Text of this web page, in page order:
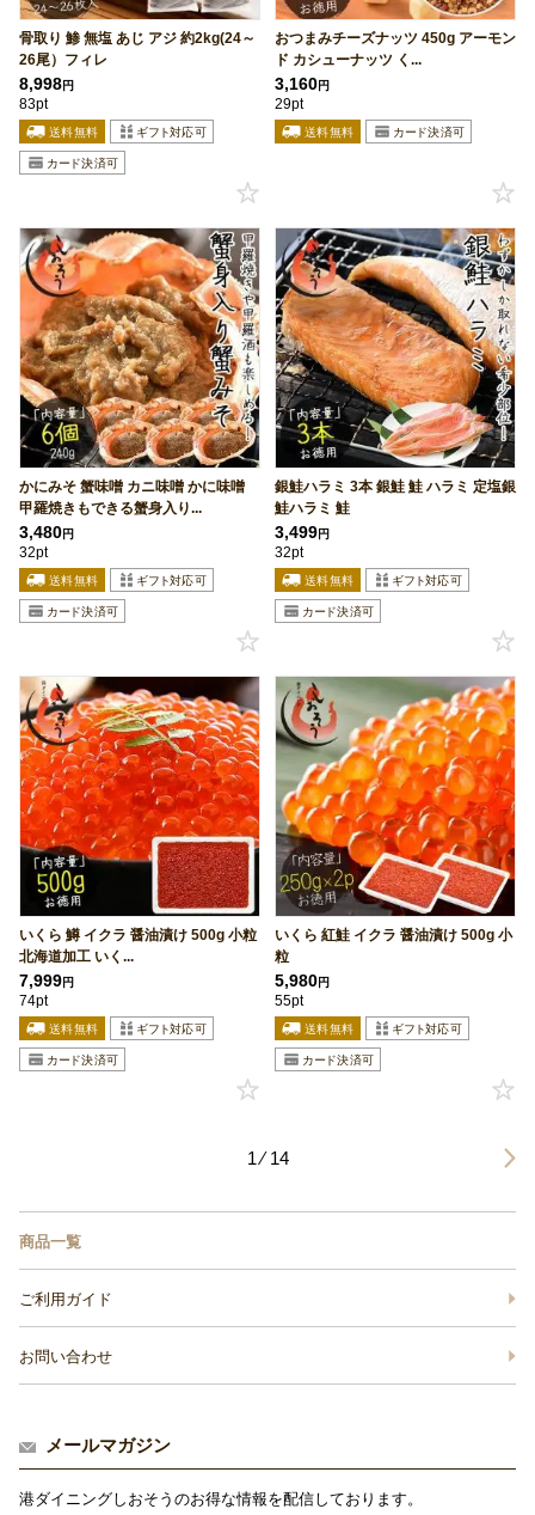
骨取り 鯵 無塩 あじ アジ 約2kg(24～
26尾）フィレ
8,998円
83pt
おつまみチーズナッツ 450g アーモン
ド カシューナッツ く...
3,160円
29pt
かにみそ 蟹味噌 カニ味噌 かに味噌
甲羅焼きもできる蟹身入り...
3,480円
32pt
銀鮭ハラミ 3本 銀鮭 鮭 ハラミ 定塩銀
鮭ハラミ 鮭
3,499円
32pt
いくら 鱒 イクラ 醤油漬け 500g 小粒
北海道加工 いく...
7,999円
74pt
いくら 紅鮭 イクラ 醤油漬け 500g 小
粒
5,980円
55pt
1 ⁄ 14
商品一覧
ご利用ガイド
お問い合わせ
メールマガジン
港ダイニングしおそうのお得な情報を配信しております。